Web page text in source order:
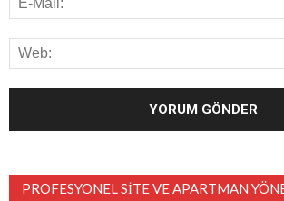
PROFESYONEL SITE VE APARTMAN